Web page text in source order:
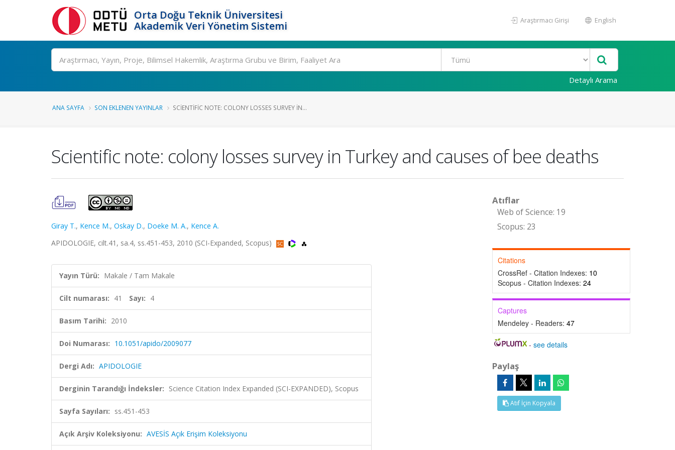
Orta Doğu Teknik Üniversitesi
Akademik Veri Yönetim Sistemi
Araştırmacı Girişi English
Ara
Detaylı Arama
ANA SAYFA SON EKLENEN YAYINLAR SCIENTIFIC NOTE: COLONY LOSSES SURVEY IN...
Scientific note: colony losses survey in Turkey and causes of bee deaths
Giray T., Kence M., Oskay D., Doeke M. A., Kence A.
APIDOLOGIE, cilt.41, sa.4, ss.451-453, 2010 (SCI-Expanded, Scopus)
Yayın Türü: Makale / Tam Makale
Cilt numarası: 41 Sayı: 4
Basım Tarihi: 2010
Doi Numarası: 10.1051/apido/2009077
Dergi Adı: APIDOLOGIE
Derginin Tarandığı İndeksler: Science Citation Index Expanded (SCI-EXPANDED), Scopus
Sayfa Sayıları: ss.451-453
Açık Arşiv Koleksiyonu: AVESİS Açık Erişim Koleksiyonu
Atıflar
Web of Science: 19
Scopus: 23
Citations
CrossRef - Citation Indexes: 10
Scopus - Citation Indexes: 24
Captures
Mendeley - Readers: 47
-see details
Paylaş
Atıf İçin Kopyala